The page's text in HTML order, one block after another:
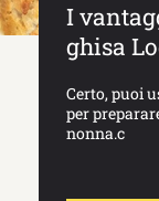
I
ghisa
Certo, puoi
per
nonna.c